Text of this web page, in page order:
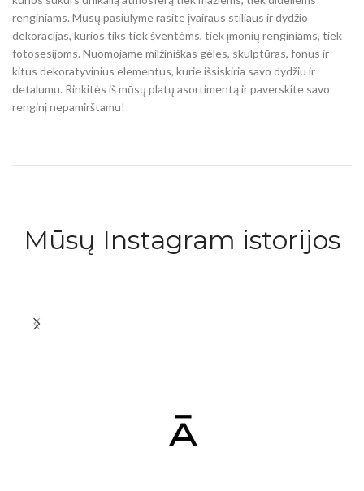
renginiams. Mūsų pasiūlyme rasite įvairaus stiliaus ir dydžio
dekoracijas, kurios tiks tiek šventėms, tiek įmonių renginiams, tiek
fotosesijoms. Nuomojame milžiniškas gėles, skulptūras, fonus ir
kitus dekoratyvinius elementus, kurie išsiskiria savo dydžiu ir
detalumu. Rinkitės iš mūsų platų asortimentą ir paverskite savo
renginį nepamirštamu!
Mūsų Instagram istorijos